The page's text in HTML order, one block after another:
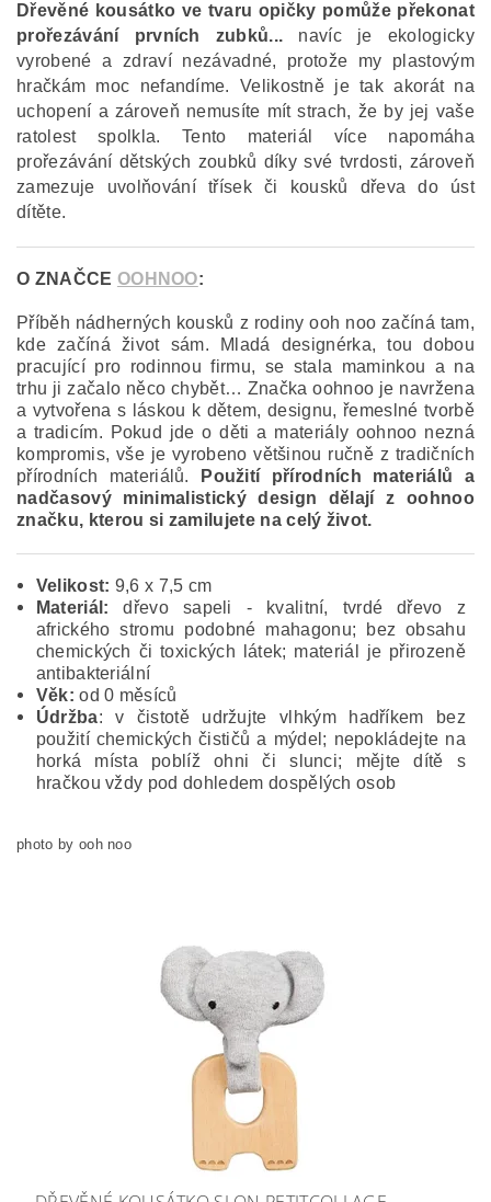
Dřevěné kousátko ve tvaru opičky pomůže překonat
prořezávání prvních zubků... navíc je ekologicky
vyrobené a zdraví nezávadné, protože my plastovým
hračkám moc nefandíme. Velikostně je tak akorát na
uchopení a zároveň nemusíte mít strach, že by jej vaše
ratolest spolkla. Tento materiál více napomáha
prořezávání dětských zoubků díky své tvrdosti, zároveň
zamezuje uvolňování třísek či kousků dřeva do úst
dítěte.
O ZNAČCE OOHNOO:
Příběh nádherných kousků z rodiny ooh noo začíná tam,
kde začíná život sám. Mladá designérka, tou dobou
pracující pro rodinnou firmu, se stala maminkou a na
trhu ji začalo něco chybět… Značka oohnoo je navržena
a vytvořena s láskou k dětem, designu, řemeslné tvorbě
a tradicím. Pokud jde o děti a materiály oohnoo nezná
kompromis, vše je vyrobeno většinou ručně z tradičních
přírodních materiálů.
Použití přírodních materiálů a
nadčasový minimalistický design dělají z oohnoo
značku, kterou si zamilujete na celý život.
Velikost: 9,6 x 7,5 cm
Materiál:dřevo sapeli - kvalitní, tvrdé dřevo z
afrického stromu podobné mahagonu; bez obsahu
chemických či toxických látek; materiál je přirozeně
antibakteriální
Věk: od 0 měsíců
Údržba: v čistotě udržujte vlhkým hadříkem bez
použití chemických čističů a mýdel; nepokládejte na
horká místa poblíž ohni či slunci; mějte dítě s
hračkou vždy pod dohledem dospělých osob
photo by ooh noo